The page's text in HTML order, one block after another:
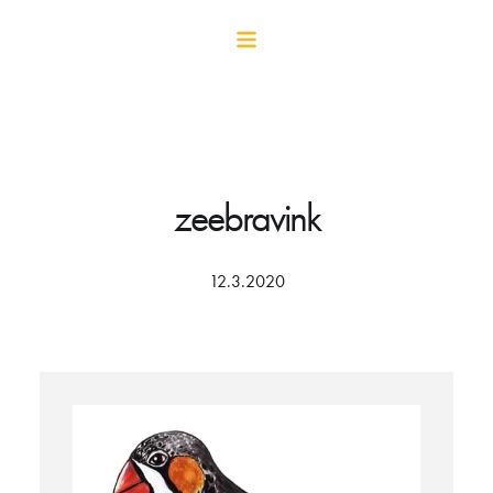
zeebravink
12.3.2020